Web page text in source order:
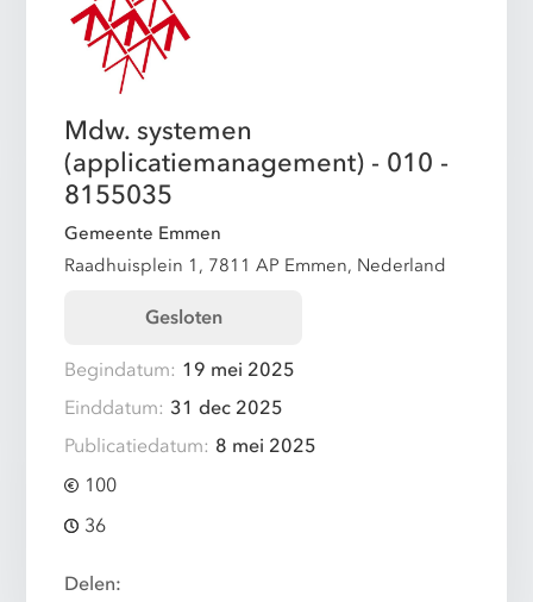
Mdw. systemen
(applicatiemanagement) - 010 -
8155035
Gemeente Emmen
Raadhuisplein 1, 7811 AP Emmen, Nederland
Gesloten
Begindatum: 19 mei 2025
Einddatum: 31 dec 2025
Publicatiedatum: 8 mei 2025
100
36
Delen: